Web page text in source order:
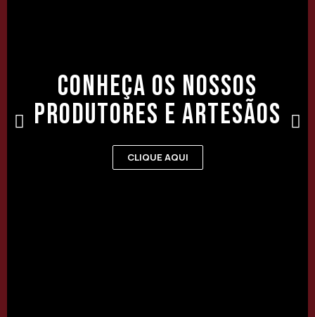
Conheça os nossos
produtores e artesãos
CLIQUE AQUI